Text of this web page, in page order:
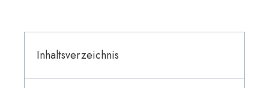
Inhaltsverzeichnis